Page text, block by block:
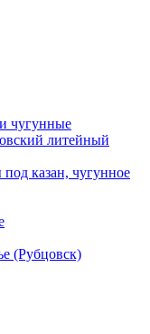
чугунные
литейный
казан, чугунное
(Рубцовск)